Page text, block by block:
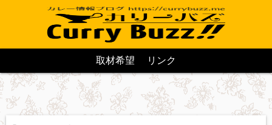
取材希望 リンク